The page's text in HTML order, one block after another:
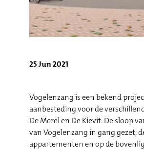
25 Jun 2021
Vogelenzang is een bekend
aanbesteding voor de
De Merel en De Kievit. De sloop
van Vogelenzang in gang gezet,
appartementen en op de